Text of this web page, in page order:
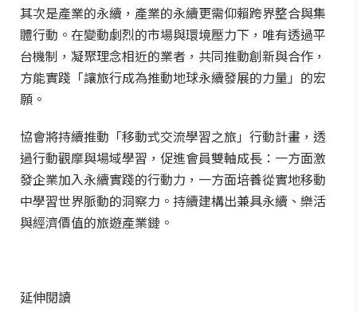
其次是產業的永續，產業的永續更需仰賴跨界整合與集
體行動。在變動劇烈的市場與環境壓力下，唯有透過平
台機制，凝聚理念相近的業者，共同推動創新與合作，
方能實踐「讓旅行成為推動地球永續發展的力量」的宏
願。
協會將持續推動「移動式交流學習之旅」行動計畫，透
過行動觀摩與場域學習，促進會員雙軸成長：一方面激
發企業加入永續實踐的行動力，一方面培養從實地移動
中學習世界脈動的洞察力。持續建構出兼具永續、樂活
與經濟價值的旅遊產業鏈。
延伸閱讀